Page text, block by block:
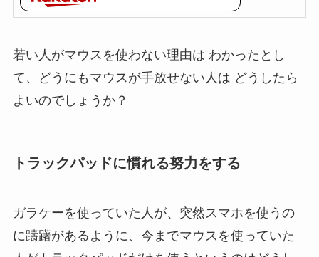
若い人がマウスを使わない理由は わかったとし
て、どうにもマウスが手放せない人は どうしたら
よいのでしょうか？
トラックパッドに慣れる努力をする
ガラケーを使っていた人が、突然スマホを使うの
に躊躇があるように、今までマウスを使っていた